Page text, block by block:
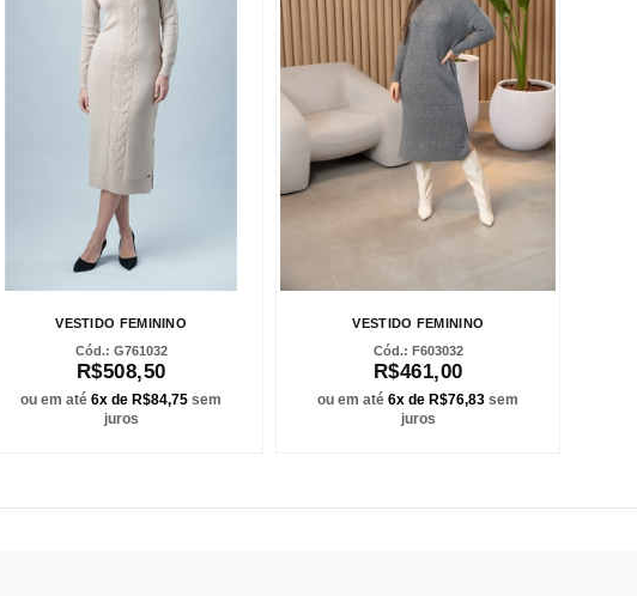
VESTIDO FEMININO
G761032
R$508,50
ou em até6x de R$84,75 sem
juros
VESTIDO FEMININO
F603032
R$461,00
ou em até6x de R$76,83 sem
juros